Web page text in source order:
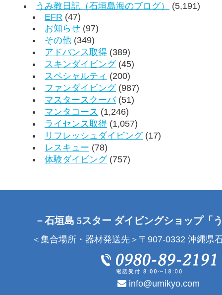
うみ教日記（石垣島海のブログ）
(5,191)
EFR (47)
お知らせ (97)
その他 (349)
アドバンス取得 (389)
スキンダイビング(45)
スペシャルティ (200)
ファンダイビング(987)
マスタースクーバ(51)
マンタコース (1,246)
ライセンス取得 (1,057)
リフレッシュダイビング(17)
レスキュー (78)
体験ダイビング(757)
－石垣島 5スター ダイビングショップ「
＜集合場所・器材発送先＞〒907-0332 沖縄県
info@umikyo.com